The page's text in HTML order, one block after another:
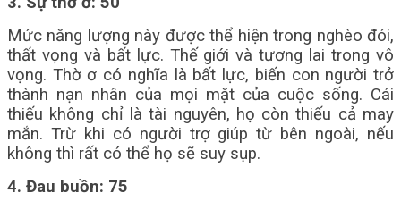
Mức năng lượng này được thể hiện trong nghèo đói,
thất vọng và bất lực. Thế giới và tương lai trong vô
vọng. Thờ ơ có nghĩa là bất lực, biến con người trở
thành nạn nhân của mọi mặt của cuộc sống. Cái
thiếu không chỉ là tài nguyên, họ còn thiếu cả may
mắn. Trừ khi có người trợ giúp từ bên ngoài, nếu
không thì rất có thể họ sẽ suy sụp.
4. Đau buồn: 75